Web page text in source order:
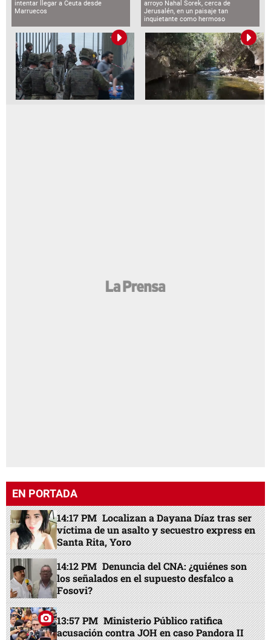
intentar llegar a Ceuta desde
Marruecos
arroyo Nahal Sorek, cerca de
Jerusalén, en un paisaje tan
inquietante como hermoso
EN PORTADA
14:17 PM Localizan a Dayana Díaz tras ser
víctima de un asalto y secuestro express en
Santa Rita, Yoro
14:12 PM Denuncia del CNA: ¿quiénes son
los señalados en el supuesto desfalco a
Fosovi?
13:57 PM Ministerio Público ratifica
acusación contra JOH en caso Pandora II